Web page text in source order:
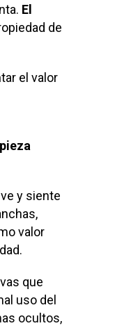
El
de
el valor
y siente
valor
que
uso del
ocultos,